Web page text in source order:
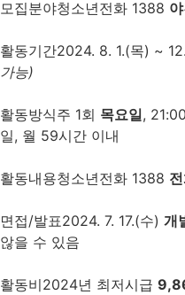
모집분야청소년전화 1388
활동기간2024. 8. 1.(목) ~
가능)
활동방식주 1회 목요일,
일, 월 59시간 이내
활동내용청소년전화 1388
면접/발표2024. 7. 17.(수) 개
않을 수 있음
활동비2024년 최저시급